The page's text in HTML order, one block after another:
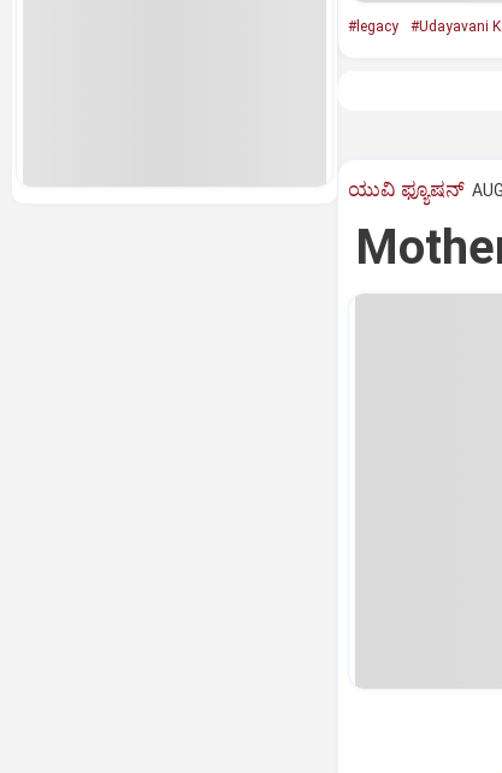
#legacy #Udayavani
ಯುವಿ ಫ್ಯೂಷನ್